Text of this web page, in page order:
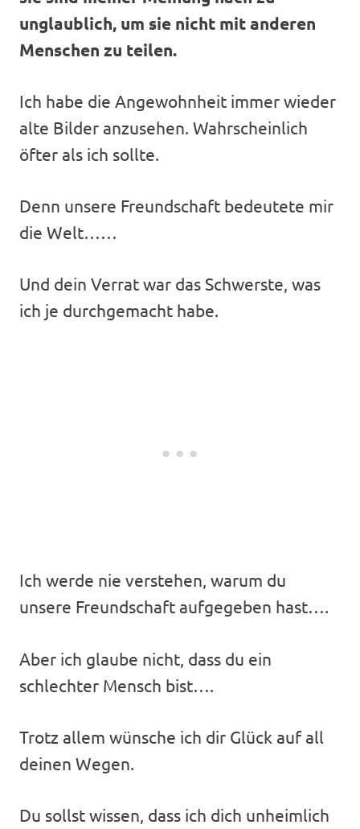
unglaublich, um sie nicht mit anderen
Menschen zu teilen.
Ich habe die Angewohnheit immer wieder
alte Bilder anzusehen. Wahrscheinlich
öfter als ich sollte.
Denn unsere Freundschaft bedeutete mir
die Welt……
Und dein Verrat war das Schwerste, was
ich je durchgemacht habe.
Ich werde nie verstehen, warum du
unsere Freundschaft aufgegeben hast….
Aber ich glaube nicht, dass du ein
schlechter Mensch bist….
Trotz allem wünsche ich dir Glück auf all
deinen Wegen.
Du sollst wissen, dass ich dich unheimlich